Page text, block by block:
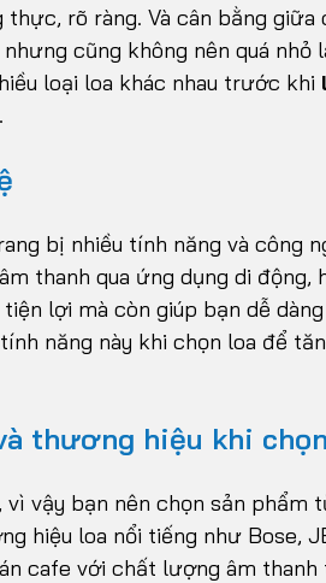
rõ ràng. Và cân bằng
cũng không nên quá
loại loa khác nhau trước khi
bị nhiều tính năng và công
thanh qua ứng dụng di
lợi mà còn giúp bạn dễ
năng này khi chọn loa để
thương hiệu khi
vì vậy bạn nên chọn sản
hiệu loa nổi tiếng như Bose,
cafe với chất lượng âm